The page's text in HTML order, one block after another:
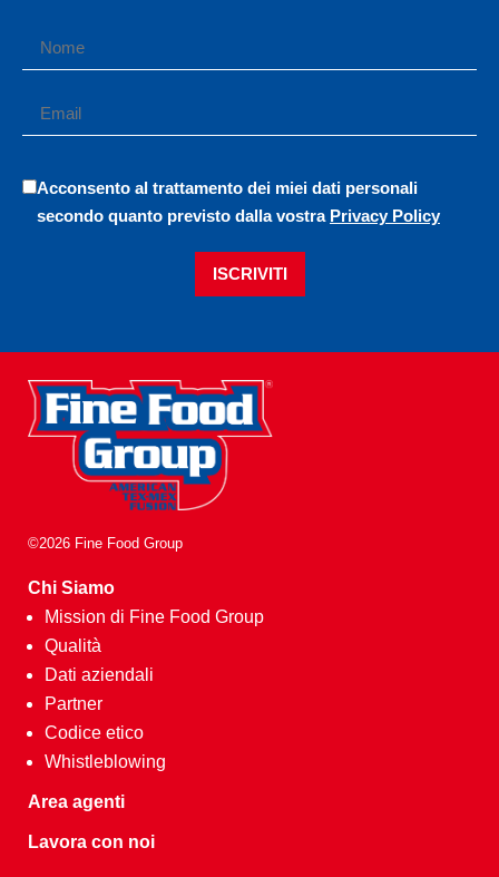
Acconsento al trattamento dei miei dati personali
secondo quanto previsto dalla vostra Privacy Policy
ISCRIVITI
©2026 Fine Food Group
Chi Siamo
Mission di Fine Food Group
Qualità
Dati aziendali
Partner
Codice etico
Whistleblowing
Area agenti
Lavora con noi